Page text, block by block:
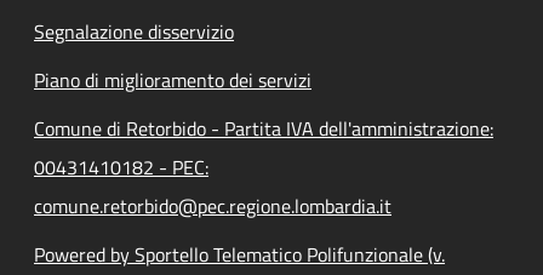
Segnalazione disservizio
Piano di miglioramento dei servizi
Comune di Retorbido - Partita IVA dell'amministrazione:
00431410182 - PEC:
comune.retorbido@pec.regione.lombardia.it
Powered by Sportello Telematico Polifunzionale (v.